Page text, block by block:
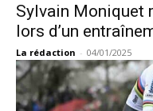
Sylvain Moniquet
lors d’un
La rédaction - 04/01/2025